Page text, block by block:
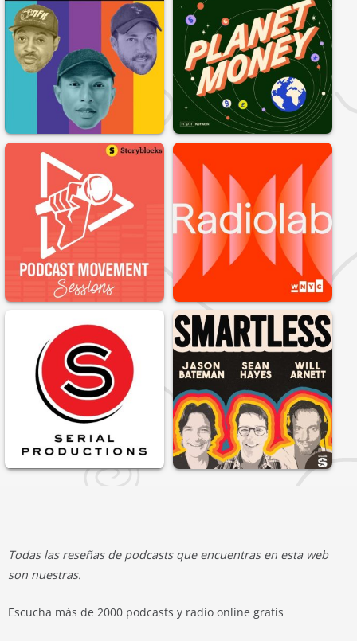
Todas las reseñas de podcasts que encuentras en esta web
son nuestras.
Escucha más de 2000 podcasts y radio online gratis